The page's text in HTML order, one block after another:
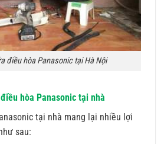
điều hòa Panasonic tại Hà Nội
hòa Panasonic tại nhà
tại nhà mang lại nhiều lợi
sau: